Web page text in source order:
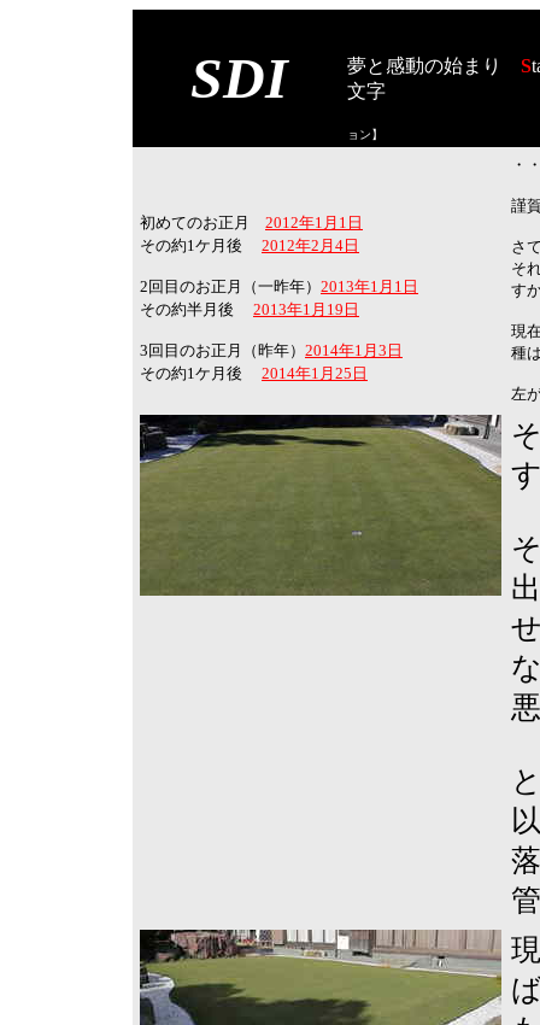
SDI 夢と感動の始まり S
文字
ョン】
初めてのお正月 2012年1月1日
その約1ケ月後
2012年2月4日
2回目のお正月（一昨年） 2013年1月1日
その約半月後
2013年1月19日
3回目のお正月（昨年） 2014年1月3日
その約1ケ月後
2014年1月25日
・
謹
さ
そ
す
現
種
左